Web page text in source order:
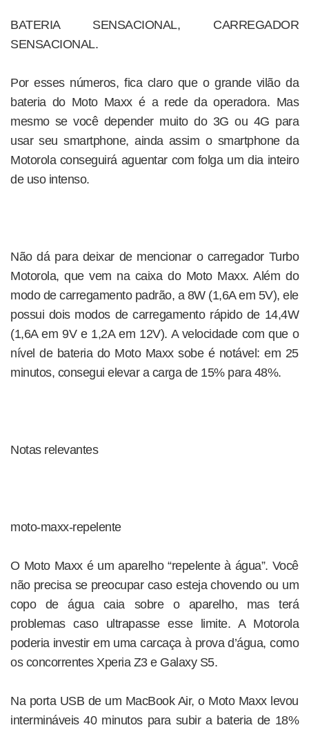
BATERIA SENSACIONAL, CARREGADOR
SENSACIONAL.
Por esses números, fica claro que o grande vilão da
bateria do Moto Maxx é a rede da operadora. Mas
mesmo se você depender muito do 3G ou 4G para
usar seu smartphone, ainda assim o smartphone da
Motorola conseguirá aguentar com folga um dia inteiro
de uso intenso.
Não dá para deixar de mencionar o carregador Turbo
Motorola, que vem na caixa do Moto Maxx. Além do
modo de carregamento padrão, a 8W (1,6A em 5V), ele
possui dois modos de carregamento rápido de 14,4W
(1,6A em 9V e 1,2A em 12V). A velocidade com que o
nível de bateria do Moto Maxx sobe é notável: em 25
minutos, consegui elevar a carga de 15% para 48%.
Notas relevantes
moto-maxx-repelente
O Moto Maxx é um aparelho “repelente à água”. Você
não precisa se preocupar caso esteja chovendo ou um
copo de água caia sobre o aparelho, mas terá
problemas caso ultrapasse esse limite. A Motorola
poderia investir em uma carcaça à prova d’água, como
os concorrentes Xperia Z3 e Galaxy S5.
Na porta USB de um MacBook Air, o Moto Maxx levou
intermináveis 40 minutos para subir a bateria de 18%